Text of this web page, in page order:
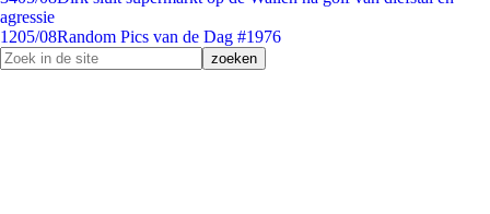
agressie
1205/08Random Pics van de Dag #1976